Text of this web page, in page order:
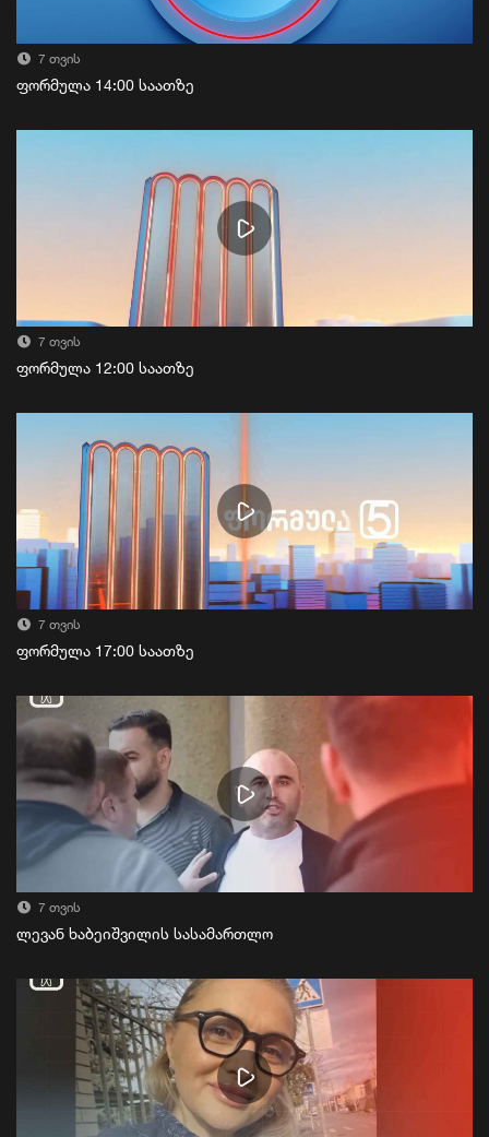
7 თვის
ფორმულა 14:00 საათზე
7 თვის
ფორმულა 12:00 საათზე
7 თვის
ფორმულა 17:00 საათზე
7 თვის
ლევან ხაბეიშვილის სასამართლო